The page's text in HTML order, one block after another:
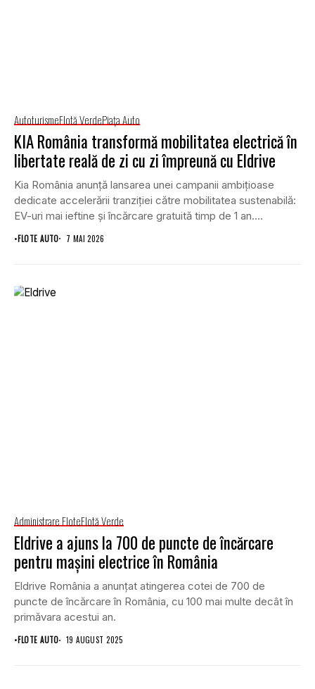
AutoturismeFlotă VerdePiaţa Auto
KIA România transformă mobilitatea electrică în
libertate reală de zi cu zi împreună cu Eldrive
Kia România anunță lansarea unei campanii ambițioase
dedicate accelerării tranziției către mobilitatea sustenabilă:
EV-uri mai ieftine și încărcare gratuită timp de 1 an....
•FLOTE AUTO 7 MAI 2026
Administrare FloteFlotă Verde
Eldrive a ajuns la 700 de puncte de încărcare
pentru mașini electrice în România
Eldrive România a anunțat atingerea cotei de 700 de
puncte de încărcare în România, cu 100 mai multe decât în
primăvara acestui an.
•FLOTE AUTO 19 AUGUST 2025